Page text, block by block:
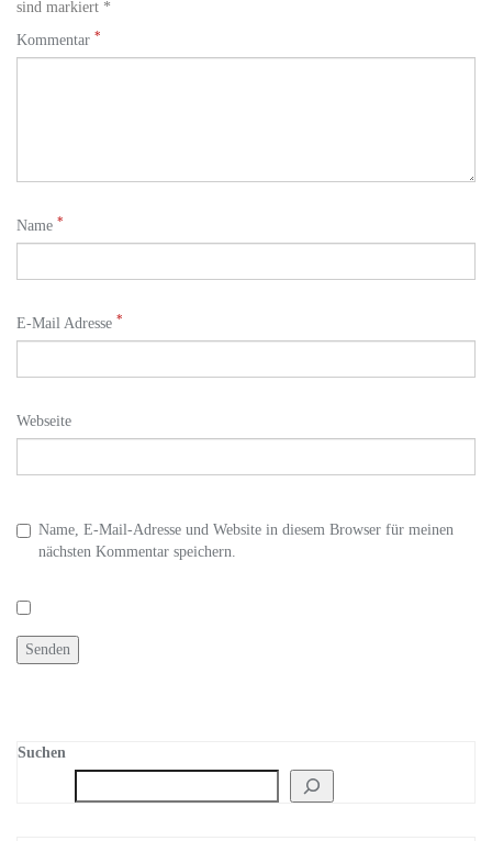
sind markiert *
Kommentar *
Name *
E-Mail Adresse *
Webseite
Name, E-Mail-Adresse und Website in diesem Browser für meinen
nächsten Kommentar speichern.
Suchen